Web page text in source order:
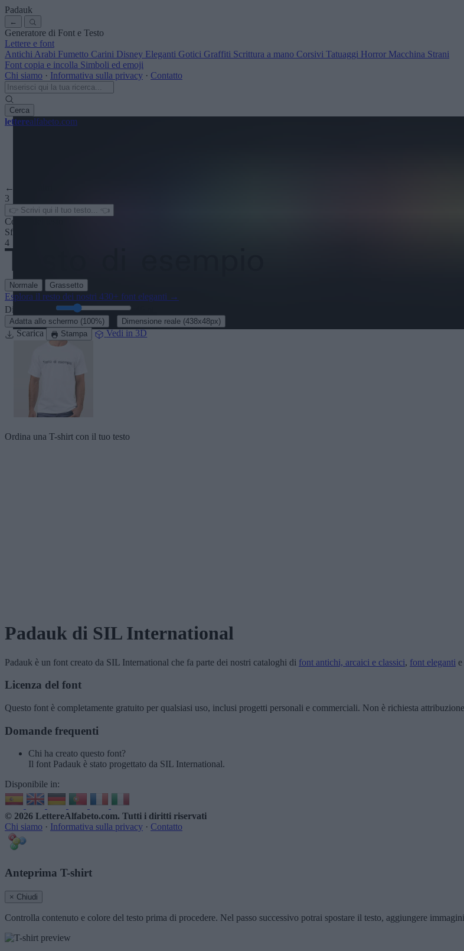
Padauk
←
Generatore di Font e Testo
Lettere e font
Antichi Arabi Fumetto Carini Disney Eleganti Gotici Graffiti Scrittura a mano Corsivi Tatuaggi Horror Macchina Strani
Font copia e incolla Simboli ed emoji
Chi siamo · Informativa sulla privacy · Contatto
Cerca
letterealfabeto.com
← Vedi altri
3
Colore del testo
Sfondo
4
Normale Grassetto
Esplora il resto dei nostri 430+ font eleganti →
Dimensione:
Adatta allo schermo (100%) Dimensione reale (438x48px)
Scarica Stampa Vedi in 3D
Ordina una T-shirt con il tuo testo
Padauk di SIL International
Padauk è un font creato da SIL International che fa parte dei nostri cataloghi di font antichi, arcaici e classici, font eleganti e
Licenza del font
Questo font è completamente gratuito per qualsiasi uso, inclusi progetti personali e commerciali. Non è richiesta
Domande frequenti
Chi ha creato questo font?
Il font Padauk è stato progettato da SIL International.
Disponibile in:
© 2026 LettereAlfabeto.com. Tutti i diritti riservati
Chi siamo · Informativa sulla privacy · Contatto
Anteprima T-shirt
× Chiudi
Controlla contenuto e colore del testo prima di procedere. Nel passo successivo potrai spostare il testo, aggiungere